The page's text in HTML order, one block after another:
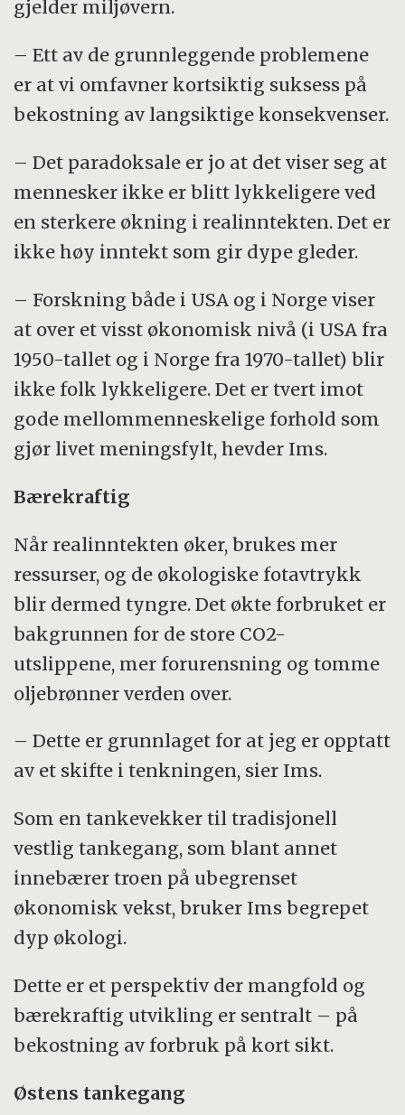
gjelder miljøvern.
– Ett av de grunnleggende problemene
er at vi omfavner kortsiktig suksess på
bekostning av langsiktige konsekvenser.
– Det paradoksale er jo at det viser seg at
mennesker ikke er blitt lykkeligere ved
en sterkere økning i realinntekten. Det er
ikke høy inntekt som gir dype gleder.
– Forskning både i USA og i Norge viser
at over et visst økonomisk nivå (i USA fra
1950-tallet og i Norge fra 1970-tallet) blir
ikke folk lykkeligere. Det er tvert imot
gode mellommenneskelige forhold som
gjør livet meningsfylt, hevder Ims.
Bærekraftig
Når realinntekten øker, brukes mer
ressurser, og de økologiske fotavtrykk
blir dermed tyngre. Det økte forbruket er
bakgrunnen for de store CO2-
utslippene, mer forurensning og tomme
oljebrønner verden over.
– Dette er grunnlaget for at jeg er opptatt
av et skifte i tenkningen, sier Ims.
Som en tankevekker til tradisjonell
vestlig tankegang, som blant annet
innebærer troen på ubegrenset
økonomisk vekst, bruker Ims begrepet
dyp økologi.
Dette er et perspektiv der mangfold og
bærekraftig utvikling er sentralt – på
bekostning av forbruk på kort sikt.
Østens tankegang